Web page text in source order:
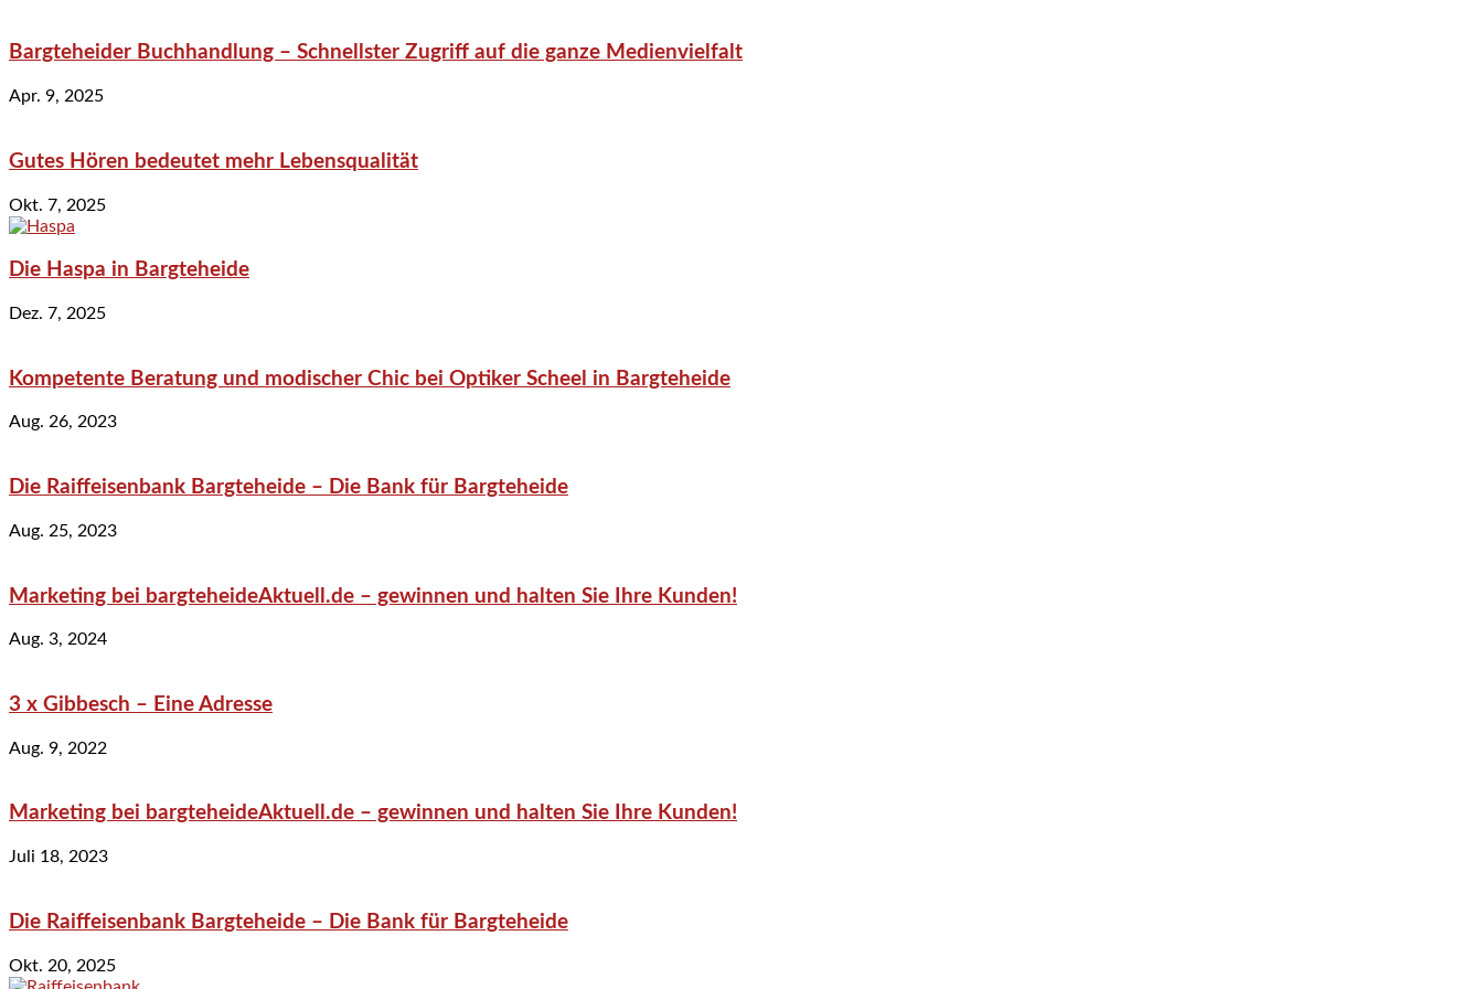
Bargteheider Buchhandlung – Schnellster Zugriff auf die ganze Medienvielfalt
Apr. 9, 2025
Gutes Hören bedeutet mehr Lebensqualität
Okt. 7, 2025
Die Haspa in Bargteheide
Dez. 7, 2025
Kompetente Beratung und modischer Chic bei Optiker Scheel in Bargteheide
Aug. 26, 2023
Die Raiffeisenbank Bargteheide – Die Bank für Bargteheide
Aug. 25, 2023
Marketing bei bargteheideAktuell.de – gewinnen und halten Sie Ihre Kunden!
Aug. 3, 2024
3 x Gibbesch – Eine Adresse
Aug. 9, 2022
Marketing bei bargteheideAktuell.de – gewinnen und halten Sie Ihre Kunden!
Juli 18, 2023
Die Raiffeisenbank Bargteheide – Die Bank für Bargteheide
Okt. 20, 2025